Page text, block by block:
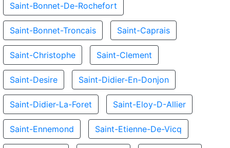
Saint-Bonnet-De-Rochefort
Saint-Bonnet-Troncais Saint-Caprais
Saint-Christophe Saint-Clement
Saint-Desire Saint-Didier-En-Donjon
Saint-Didier-La-Foret Saint-Eloy-D-Allier
Saint-Ennemond Saint-Etienne-De-Vicq